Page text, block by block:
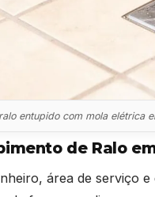
entupido com mola elétrica
de Ralo
área de serviço